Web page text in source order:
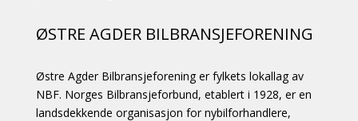
ØSTRE AGDER BILBRANSJEFORENING
Østre Agder Bilbransjeforening er fylkets lokallag av
NBF. Norges Bilbransjeforbund, etablert i 1928, er en
landsdekkende organisasjon for nybilforhandlere,